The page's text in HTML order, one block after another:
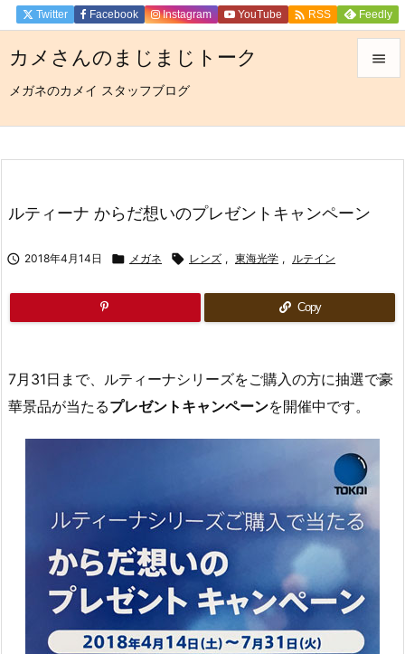
カメさんのまじまじトーク
メガネのカメイ スタッフブログ

サイド
Twitter Facebook Instagram YouTube  RSS Feedly
ルティーナ からだ想いのプレゼントキャンペーン
 2018年4月14日  メガネ  レンズ , 東海光学 , ルテイン
Copy
7月31日まで、ルティーナシリーズをご購入の方に抽選で豪
華景品が当たるプレゼントキャンペーンを開催中です。